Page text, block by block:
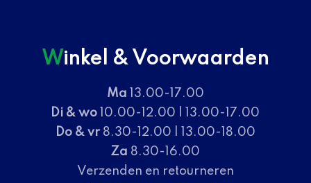
Winkel & Voorwaarden
Ma 13.00-17.00
Di & wo 10.00-12.00 | 13.00-17.00
Do & vr8.30-12.00 | 13.00-18.00
Za 8.30-16.00
Verzenden en retourneren